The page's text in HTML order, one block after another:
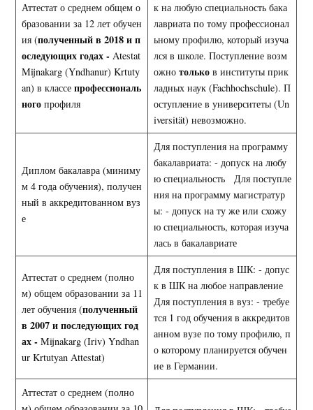
Аттестат о среднем общем о
бразовании за 12 лет обучен
ия (полученный в 2018 и п
оследующих годах - Atestat
Mijnakarg (Yndhanur) Krtuty
an) в классе профессиональ
ногопрофиля
к на любую специальность бака
лавриата по тому профессионал
ьному профилю, который изуча
лся в школе. Поступление возм
ожно тольков институты прик
ладных наук (Fachhochschule). П
оступление в университеты (Un
iversität) невозможно.
Диплом бакалавра (миниму
м 4 года обучения), получен
ный в аккредитованном вуз
е
Для поступления на программу
бакалавриата: - допуск на любу
ю специальность Для поступле
ния на программу магистратур
ы: - допуск на ту же или схожу
ю специальность, которая изуча
лась в бакалавриате
Аттестат о среднем (полно
м) общем образовании за 11
лет обучения (полученный
в 2007 и последующих год
ах - Mijnakarg (Iriv) Yndhan
ur Krtutyan Attestat)
Для поступления в ШК: - допус
к в ШК на любое направление
Для поступления в вуз: - требуе
тся 1 год обучения в аккредитов
анном вузе по тому профилю, п
о которому планируется обучен
ие в Германии.
Аттестат о среднем (полно